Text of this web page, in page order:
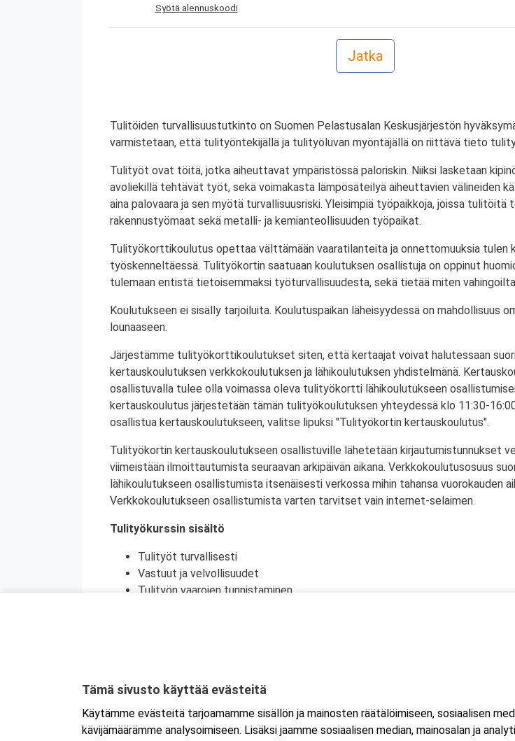
Syötä alennuskoodi
Tulitöiden turvallisuustutkinto on Suomen Pelastusalan Keskusjärjestön
varmistetaan, että tulityöntekijällä ja tulityöluvan myöntäjällä on riittävä tieto
Tulityöt ovat töitä, jotka aiheuttavat ympäristössä paloriskin. Niiksi lasketaan
avoliekillä tehtävät työt, sekä voimakasta lämpösäteilyä aiheuttavien välineiden
aina palovaara ja sen myötä turvallisuusriski. Yleisimpiä työpaikkoja, joissa tulitöitä
rakennustyömaat sekä metalli- ja kemianteollisuuden työpaikat.
Tulityökorttikoulutus opettaa välttämään vaaratilanteita ja onnettomuuksia tulen
työskenneltäessä. Tulityökortin saatuaan koulutuksen osallistuja on oppinut
tulemaan entistä tietoisemmaksi työturvallisuudesta, sekä tietää miten
Koulutukseen ei sisälly tarjoiluita. Koulutuspaikan läheisyydessä on mahdollisuus
lounaaseen.
Järjestämme tulityökorttikoulutukset siten, että kertaajat voivat halutessaan
kertauskoulutuksen verkkokoulutuksen ja lähikoulutuksen yhdistelmänä.
osallistuvalla tulee olla voimassa oleva tulityökortti lähikoulutukseen
kertauskoulutus järjestetään tämän tulityökoulutuksen yhteydessä klo 11:30-
osallistua kertauskoulutukseen, valitse lipuksi "Tulityökortin kertauskoulutus".
Tulityökortin kertauskoulutukseen osallistuville lähetetään kirjautumistunnukset
viimeistään ilmoittautumista seuraavan arkipäivän aikana. Verkkokoulutusosuus
lähikoulutukseen osallistumista itsenäisesti verkossa mihin tahansa vuorokauden
Verkkokoulutukseen osallistumista varten tarvitset vain internet-selaimen.
Tulityökurssin sisältö
Tulityöt turvallisesti
Vastuut ja velvollisuudet
Tulityön vaarojen tunnistaminen
Tulityökortti on voimassa viisi vuotta. Tulityökortti on voimassa Suomen lisäksi
Ruotsin tulityökoulutus uudistui heinäkuussa 2023, jonka seurauksena Suomessa
Ruotsissa enää pätevä.
Tämä sivusto käyttää evästeitä
Käytämme evästeitä tarjoamamme sisällön ja mainosten räätälöimiseen, sosiaalisen
kävijämäärämme analysoimiseen. Lisäksi jaamme sosiaalisen median, mainosalan ja